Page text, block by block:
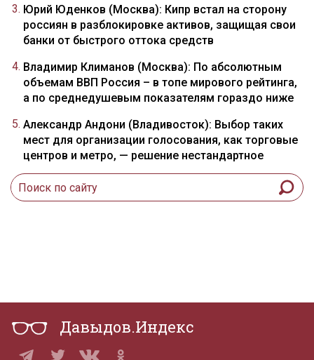
Юрий Юденков (Москва): Кипр встал на сторону
россиян в разблокировке активов, защищая свои
банки от быстрого оттока средств
Владимир Климанов (Москва): По абсолютным
объемам ВВП Россия – в топе мирового рейтинга,
а по среднедушевым показателям гораздо ниже
Александр Андони (Владивосток): Выбор таких
мест для организации голосования, как торговые
центров и метро, — решение нестандартное
Давыдов.Индекс